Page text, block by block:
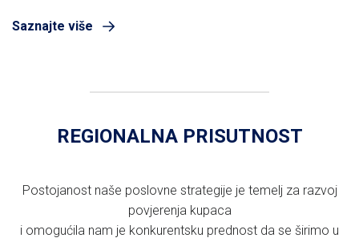
Saznajte više
REGIONALNA PRISUTNOST
Postojanost naše poslovne strategije je temelj za razvoj
povjerenja kupaca
i omogućila nam je konkurentsku prednost da se širimo u